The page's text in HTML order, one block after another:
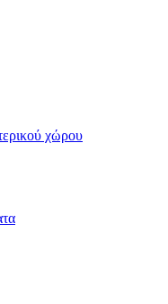
χώρου